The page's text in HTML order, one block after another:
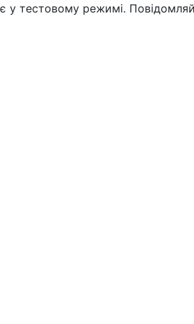
у тестовому режимі.